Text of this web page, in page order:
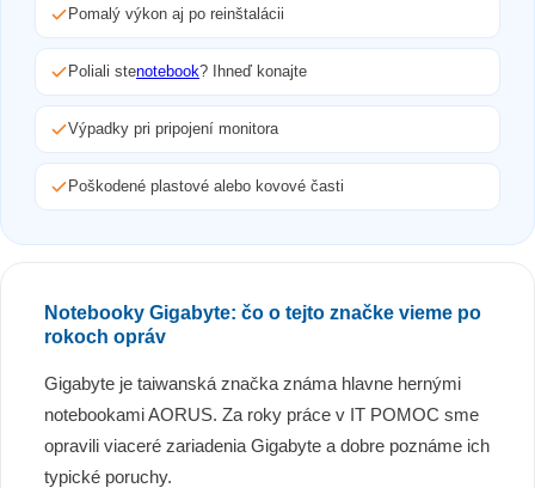
Pomalý výkon aj po reinštalácii
Poliali stenotebook? Ihneď konajte
Výpadky pri pripojení monitora
Poškodené plastové alebo kovové časti
Notebooky Gigabyte: čo o tejto značke vieme po
rokoch opráv
Gigabyte je taiwanská značka známa hlavne hernými
notebookami AORUS. Za roky práce v IT POMOC sme
opravili viaceré zariadenia Gigabyte a dobre poznáme ich
typické poruchy.